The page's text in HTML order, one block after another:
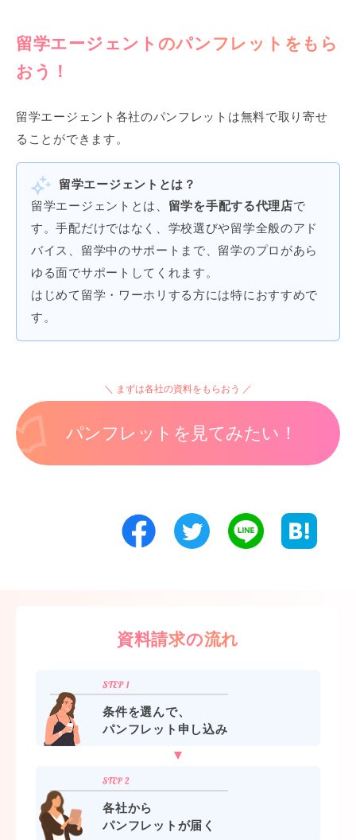
留学エージェントのパンフレットをもら
おう！
留学エージェント各社のパンフレットは無料で取り寄せ
ることができます。
留学エージェントとは？
留学エージェントとは、 留学を手配する代理店で
す。手配だけではなく、学校選びや留学全般のアド
バイス、留学中のサポートまで、留学のプロがあら
ゆる面でサポートしてくれます。
はじめて留学・ワーホリする方には特におすすめで
す。
まずは各社の資料をもらおう
パンフレットを見てみたい！
資料請求の流れ
条件を選んで、
パンフレット申し込み
各社から
パンフレットが届く